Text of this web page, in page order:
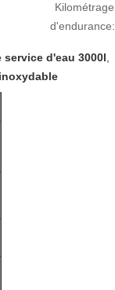
Kilométrage
d'endurance:
service d'eau 3000l